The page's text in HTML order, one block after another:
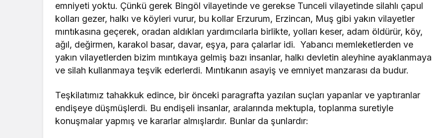
emniyeti yoktu. Çünkü gerek Bingöl vilayetinde ve gerekse Tunceli vilayetinde silahlı çapul
kolları gezer, halkı ve köyleri vurur, bu kollar Erzurum, Erzincan, Muş gibi yakın vilayetler
mıntıkasına geçerek, oradan aldıkları yardımcılarla birlikte, yolları keser, adam öldürür, köy,
ağıl, değirmen, karakol basar, davar, eşya, para çalarlar idi. Yabancı memleketlerden ve
yakın vilayetlerden bizim mıntıkaya gelmiş bazı insanlar, halkı devletin aleyhine ayaklanmaya
ve silah kullanmaya teşvik ederlerdi. Mıntıkanın asayiş ve emniyet manzarası da budur.
Teşkilatımız tahakkuk edince, bir önceki paragrafta yazılan suçları yapanlar ve yaptıranlar
endişeye düşmüşlerdi. Bu endişeli insanlar, aralarında mektupla, toplanma suretiyle
konuşmalar yapmış ve kararlar almışlardır. Bunlar da şunlardır: